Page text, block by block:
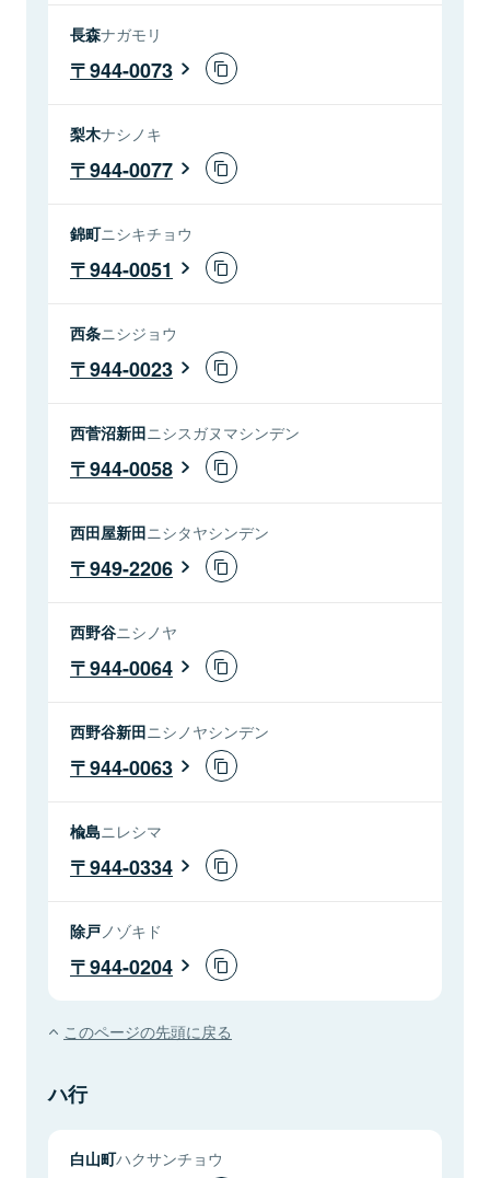
長森ナガモリ
944-0073
梨木ナシノキ
944-0077
錦町ニシキチョウ
944-0051
西条ニシジョウ
944-0023
西菅沼新田ニシスガヌマシンデン
944-0058
西田屋新田ニシタヤシンデン
949-2206
西野谷ニシノヤ
944-0064
西野谷新田ニシノヤシンデン
944-0063
楡島ニレシマ
944-0334
除戸 ノゾキド
944-0204
このページの先頭に戻る
ハ行
白山町ハクサンチョウ